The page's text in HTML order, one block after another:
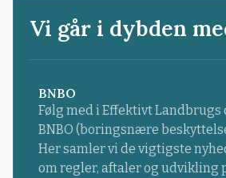
Vi går i dybden
BNBO
Følg med i Effektivt
BNBO (boringsnære
Her samler vi de vigtigste
om regler, aftaler og udvikling